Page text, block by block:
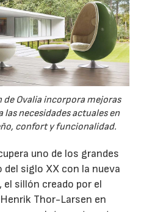
de Ovalia incorpora mejoras
las necesidades actuales en
confort y funcionalidad.
uno de los grandes
del siglo XX con la nueva
el sillón creado por el
Thor-Larsen en